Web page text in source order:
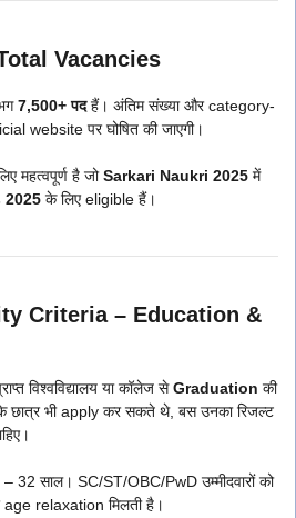
Vacancies
7,500+ पदहैं। अंतिम संख्या और category-
website पर घोषित की जाएगी।
महत्वपूर्ण है जोSarkari Naukri 2025 में
2025 के लिए eligible हैं।
Criteria – Education &
विश्वविद्यालय या कॉलेज सेGraduation की
के छात्र भी apply कर सकते थे, बस उनका रिजल्ट
32 साल। SC/ST/OBC/PwD उम्मीदवारों को
relaxation मिलती है।